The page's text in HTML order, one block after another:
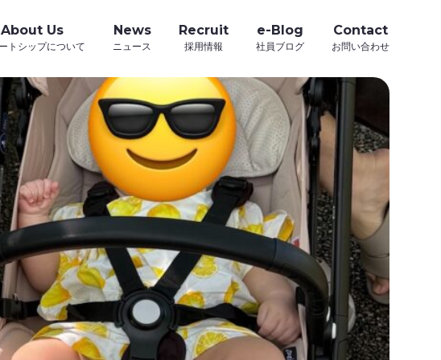
About Us News Recruit e-Blog Contact